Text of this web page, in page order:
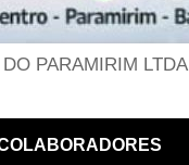
PARAMIRIM LTDA